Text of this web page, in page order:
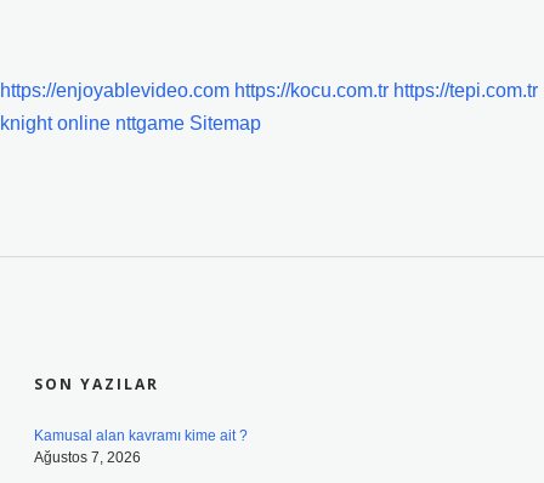
https://enjoyablevideo.com https://kocu.com.tr https://tepi.com.tr
knight online nttgame Sitemap
SON YAZILAR
Kamusal alan kavramı kime ait ?
Ağustos 7, 2026